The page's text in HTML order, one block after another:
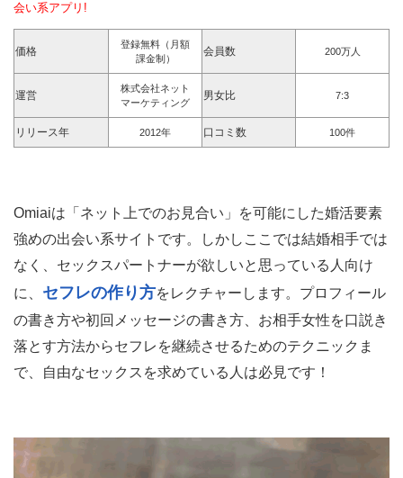
会い系アプリ!
価格
登録無料（月額
課金制）
会員数 200万人
運営
株式会社ネット
マーケティング
男女比 7:3
リリース年 2012年 口コミ数 100件
Omiaiは「ネット上でのお見合い」を可能にした婚活要素
強めの出会い系サイトです。しかしここでは結婚相手では
なく、セックスパートナーが欲しいと思っている人向け
に、 セフレの作り方をレクチャーします。プロフィール
の書き方や初回メッセージの書き方、お相手女性を口説き
落とす方法からセフレを継続させるためのテクニックま
で、自由なセックスを求めている人は必見です！